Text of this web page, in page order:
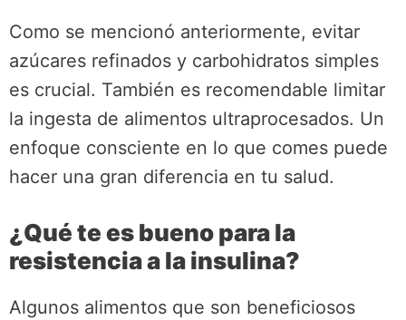
Como se mencionó anteriormente, evitar
azúcares refinados y carbohidratos simples
es crucial. También es recomendable limitar
la ingesta de alimentos ultraprocesados. Un
enfoque consciente en lo que comes puede
hacer una gran diferencia en tu salud.
¿Qué te es bueno para la
resistencia a la insulina?
Algunos alimentos que son beneficiosos